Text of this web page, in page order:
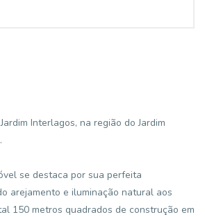
Interlagos, na região do Jardim
se destaca por sua perfeita
arejamento e iluminação natural aos
150 metros quadrados de construção em